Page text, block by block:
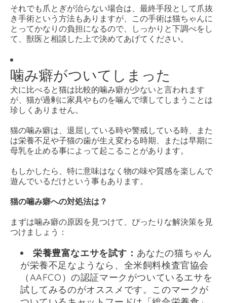
それでも爪とぎが治らない場合は、最終手段として爪抜
き手術という方法もありますが、この手術は猫ちゃんに
とってかなりの負担になるので、しっかりと下調べをし
て、獣医と相談した上で決めてあげてください。
噛み癖がついてしまった
犬に比べると猫は比較的噛み癖が少ないと言われます
が、猫が過剰に家具やものを噛んで壊してしまうことは
珍しくありません。
猫の噛み癖は、退屈している時や警戒している時、また
は栄養不足や子猫の歯が生え変わる時期、または早期に
母乳を止める事によって起こることがあります。
もしかしたら、特に意味はなく物の味や質感を楽しんで
遊んでいるだけという事もあります。
猫の噛み癖への対処法は？
まずは噛み癖の原因を見つけて、ぴったりな解決策を見
つけましょう：
栄養豊富なエサを試す： あなたの猫ちゃん
が栄養不足なようなら、全米飼料検査官協会
（AAFCO）の認証マークがついているエサを
試してみるのがオススメです。このマークが